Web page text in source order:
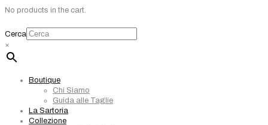
No products in the cart.
Cerca
×
Boutique
Chi Siamo
Guida alle Taglie
La Sartoria
Collezione